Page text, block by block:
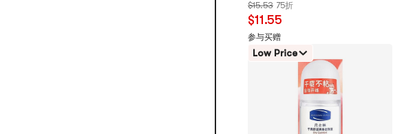
分
5.0
颗
星，
$15.53 75折
$11.55
参与买赠
Low Price